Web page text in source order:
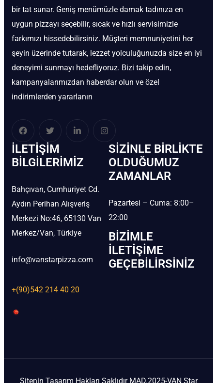
bir tat sunar. Geniş menümüzle damak tadınıza en
uygun pizzayı seçebilir, sıcak ve hızlı servisimizle
farkımızı hissedebilirsiniz. Müşteri memnuniyetini her
şeyin üzerinde tutarak, lezzet yolculuğunuzda size en iyi
deneyimi sunmayı hedefliyoruz. Bizi takip edin,
kampanyalarımızdan haberdar olun ve özel
indirimlerden yararlanın
İLETIŞIM
BİLGILERIMIZ
Bahçıvan, Cumhuriyet Cd.
Aydın Perihan Alışveriş
Merkezi No:46, 65130 Van
Merkez/Van, Türkiye
info@vanstarpizza.com
+(90)542 214 40 20
SIZINLE BIRLIKTE
OLDUĞUMUZ
ZAMANLAR
Pazartesi – Cuma: 8:00–
22:00
BIZIMLE
İLETIŞIME
GEÇEBILIRSINIZ
Sitenin Tasarım Hakları Saklıdır MAD.2025-VAN Star